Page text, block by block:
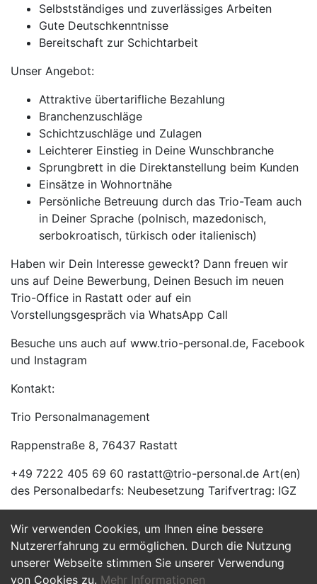
Wir verwenden Cookies, um Ihnen eine bessere
Nutzererfahrung zu ermöglichen. Durch die Nutzung
unserer Webseite stimmen Sie unserer Verwendung
von Cookies zu. Mehr Informationen
Selbstständiges und zuverlässiges Arbeiten
Gute Deutschkenntnisse
Bereitschaft zur Schichtarbeit
Unser Angebot:
Attraktive übertarifliche Bezahlung
Branchenzuschläge
Schichtzuschläge und Zulagen
Leichterer Einstieg in Deine Wunschbranche
Sprungbrett in die Direktanstellung beim Kunden
Einsätze in Wohnortnähe
Persönliche Betreuung durch das Trio-Team auch
in Deiner Sprache (polnisch, mazedonisch,
serbokroatisch, türkisch oder italienisch)
Haben wir Dein Interesse geweckt? Dann freuen wir
uns auf Deine Bewerbung, Deinen Besuch im neuen
Trio-Office in Rastatt oder auf ein
Vorstellungsgespräch via WhatsApp Call
Besuche uns auch auf www.trio-personal.de, Facebook
und Instagram
Kontakt:
Trio Personalmanagement
Rappenstraße 8, 76437 Rastatt
+49 7222 405 69 60 rastatt@trio-personal.de Art(en)
des Personalbedarfs: Neubesetzung Tarifvertrag: IGZ
Jetzt Bewerben